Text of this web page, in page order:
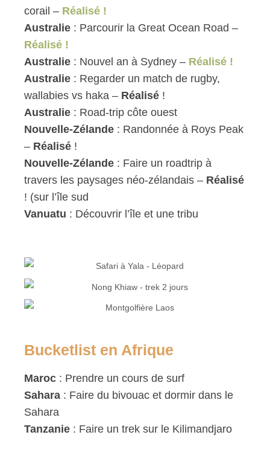
corail – Réalisé !
Australie : Parcourir la Great Ocean Road –
Réalisé !
Australie : Nouvel an à Sydney – Réalisé !
Australie : Regarder un match de rugby,
wallabies vs haka – Réalisé !
Australie : Road-trip côte ouest
Nouvelle-Zélande : Randonnée à Roys Peak
– Réalisé !
Nouvelle-Zélande : Faire un roadtrip à
travers les paysages néo-zélandais – Réalisé
! (sur l’île sud
Vanuatu : Découvrir l’île et une tribu
Bucketlist en Afrique
Maroc : Prendre un cours de surf
Sahara : Faire du bivouac et dormir dans le
Sahara
Tanzanie : Faire un trek sur le Kilimandjaro